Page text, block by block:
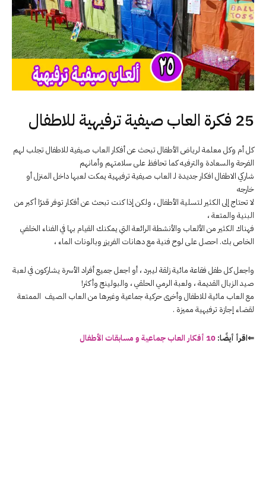
25 فكرة العاب صيفية ترفيهية للاطفال
كل أم وكل معلمة لرياض الأطفال تبحث عن أفكار العاب صيفية للاطفال تجلب لهم
الفرحة والسعادة والترفيه كما تحافظ على سلامتهم وأمانهم
شاركي الاطفال افكار جديدة لـ العاب صيفية ترفيهية يمكت لعبها داخل المنزل أو
خارجه
لا تحتاج إلى الكثير لتسلية الأطفال ، ولكن إذا كنت تبحث عن أفكار توفر قدرًا أكبر من
البنية والمتعة ،
فهناك الكثير من الألعاب والأنشطة الرائعة التي يمكنك القيام بها في الفناء الخلفي
الخاص بك. احصل على لوح فنية مع دهانات الفريزر وبالونات الماء ،
واجعل كل طفل فقاعة مائية زلقة ليبرد ، أو اجعل جميع أفراد الأسرة يشاركون في لعبة
صيد الزبال القديمة ، ولعبة الرمي الحلقي ، والبولينج وأكثر!
مع العاب مائية للاطفال وأخرى حركية جماعية وغيرها من العاب الصيف الممتعة
لقضاء إجازة ترفيهية مميزة .
⇐اقرأ أيضًا: 10 أفكار العاب جماعية و مسابقات الأطفال